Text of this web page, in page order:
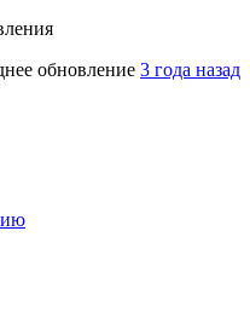
обновление 3 года назад